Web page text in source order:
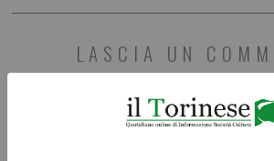
LASCIA UN